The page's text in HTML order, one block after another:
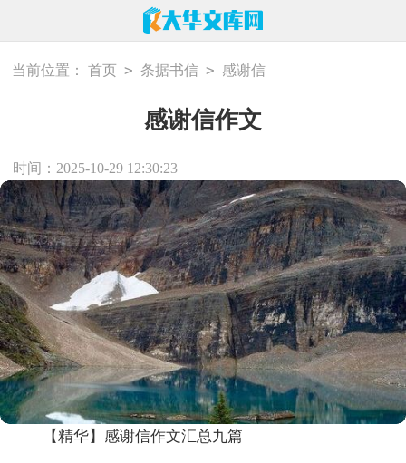
当前位置： 首页 > 条据书信 > 感谢信
感谢信作文
时间：2025-10-29 12:30:23
【精华】感谢信作文汇总九篇